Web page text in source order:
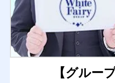
【グルー